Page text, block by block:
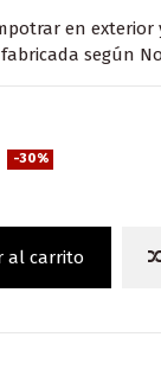
en exterior
según
-30%
al carrito